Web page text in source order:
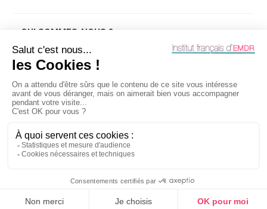
QUI SOMMES-NOUS ?
QU'EST-CE QUE